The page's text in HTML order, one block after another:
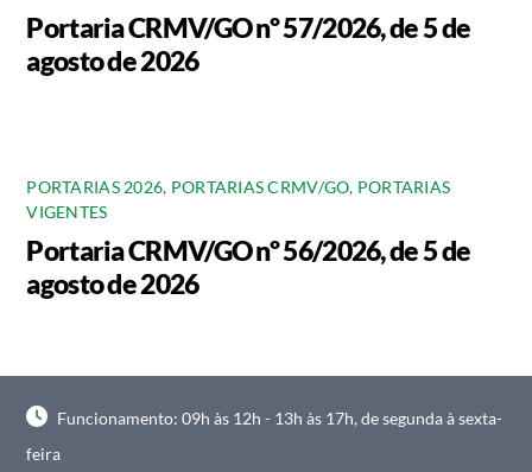
Portaria CRMV/GO nº 57/2026, de 5 de
agosto de 2026
PORTARIAS 2026, PORTARIAS CRMV/GO, PORTARIAS
VIGENTES
Portaria CRMV/GO nº 56/2026, de 5 de
agosto de 2026
Funcionamento: 09h às 12h - 13h às 17h, de segunda à sexta-
feira